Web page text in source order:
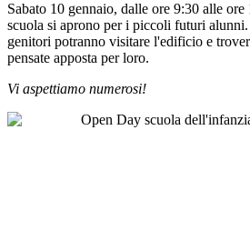
Sabato 10 gennaio, dalle ore 9:30 alle
scuola si aprono per i piccoli futuri
genitori potranno visitare l'edificio e
pensate apposta per loro.
Vi aspettiamo numerosi!